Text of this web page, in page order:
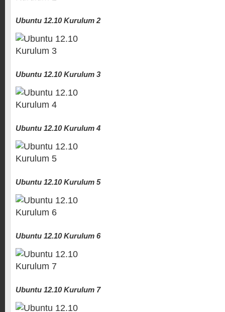
Ubuntu 12.10 Kurulum 2
Ubuntu 12.10 Kurulum 3
Ubuntu 12.10 Kurulum 4
Ubuntu 12.10 Kurulum 5
Ubuntu 12.10 Kurulum 6
Ubuntu 12.10 Kurulum 7